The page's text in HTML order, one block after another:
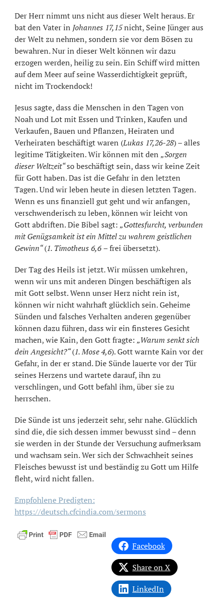
Der Herr nimmt uns nicht aus dieser Welt heraus. Er
bat den Vater in Johannes 17,15nicht, Seine Jünger aus
der Welt zu nehmen, sondern sie vor dem Bösen zu
bewahren. Nur in dieser Welt können wir dazu
erzogen werden, heilig zu sein. Ein Schiff wird mitten
auf dem Meer auf seine Wasserdichtigkeit geprüft,
nicht im Trockendock!
Jesus sagte, dass die Menschen in den Tagen von
Noah und Lot mit Essen und Trinken, Kaufen und
Verkaufen, Bauen und Pflanzen, Heiraten und
Verheiraten beschäftigt waren (Lukas 17,26-28) – alles
legitime Tätigkeiten. Wir können mit den „Sorgen
dieser Weltzeit“so beschäftigt sein, dass wir keine Zeit
für Gott haben. Das ist die Gefahr in den letzten
Tagen. Und wir leben heute in diesen letzten Tagen.
Wenn es uns finanziell gut geht und wir anfangen,
verschwenderisch zu leben, können wir leicht von
Gott abdriften. Die Bibel sagt: „Gottesfurcht, verbunden
mit Genügsamkeit ist ein Mittel zu wahrem geistlichen
Gewinn“(1. Timotheus 6,6– frei übersetzt).
Der Tag des Heils ist jetzt. Wir müssen umkehren,
wenn wir uns mit anderen Dingen beschäftigen als
mit Gott selbst. Wenn unser Herz nicht rein ist,
können wir nicht wahrhaft glücklich sein. Geheime
Sünden und falsches Verhalten anderen gegenüber
können dazu führen, dass wir ein finsteres Gesicht
machen, wie Kain, den Gott fragte: „Warum senkt sich
dein Angesicht?“(1. Mose 4,6). Gott warnte Kain vor der
Gefahr, in der er stand. Die Sünde lauerte vor der Tür
seines Herzens und wartete darauf, ihn zu
verschlingen, und Gott befahl ihm, über sie zu
herrschen.
Die Sünde ist uns jederzeit sehr, sehr nahe. Glücklich
sind die, die sich dessen immer bewusst sind – denn
sie werden in der Stunde der Versuchung aufmerksam
und wachsam sein. Wer sich der Schwachheit seines
Fleisches bewusst ist und beständig zu Gott um Hilfe
fleht, wird nicht fallen.
Empfohlene Predigten:
https://deutsch.cfcindia.com/sermons
Facebook
Share on X
LinkedIn